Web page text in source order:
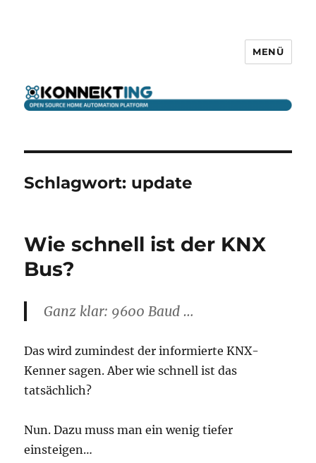
MENÜ
Schlagwort: update
Wie schnell ist der KNX
Bus?
Ganz klar: 9600 Baud …
Das wird zumindest der informierte KNX-
Kenner sagen. Aber wie schnell ist das
tatsächlich?
Nun. Dazu muss man ein wenig tiefer
einsteigen…